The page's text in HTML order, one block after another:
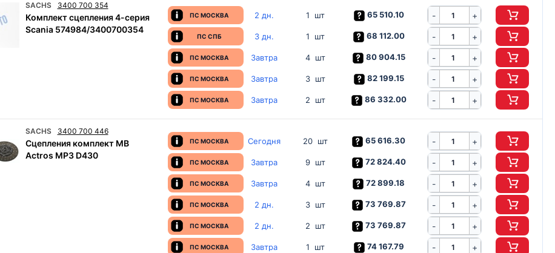
SACHS 3400 700 354
Комплект сцепления 4-серия
Scania 574984/3400700354
ПС МОСКВА 2 дн. 1 шт 65 510.10 - +
ПС СПБ 3 дн. 1 шт 68 112.00 - +
ПС МОСКВА Завтра 4 шт 80 904.15 - +
ПС МОСКВА Завтра 3 шт 82 199.15 - +
ПС МОСКВА Завтра 2 шт 86 332.00 - +
SACHS 3400 700 446
Сцепления комплект MB
Actros MP3 D430
ПС МОСКВА Сегодня 20 шт 65 616.30 - +
ПС МОСКВА Завтра 9 шт 72 824.40 - +
ПС МОСКВА Завтра 4 шт 72 899.18 - +
ПС МОСКВА 2 дн. 3 шт 73 769.87 - +
ПС МОСКВА 2 дн. 2 шт 73 769.87 - +
ПС МОСКВА Завтра 1 шт 74 167.79 - +